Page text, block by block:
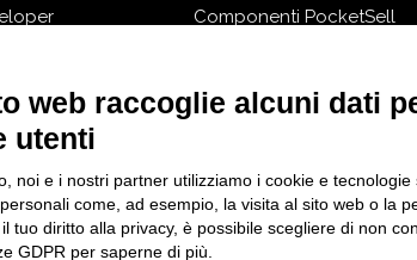
Componenti PocketSell
Componenti
web raccoglie alcuni dati
utenti
noi e i nostri partner utilizziamo i cookie e
come, ad esempio, la visita al sito web o la
tuo diritto alla privacy, è possibile scegliere di non
GDPR per saperne di più.